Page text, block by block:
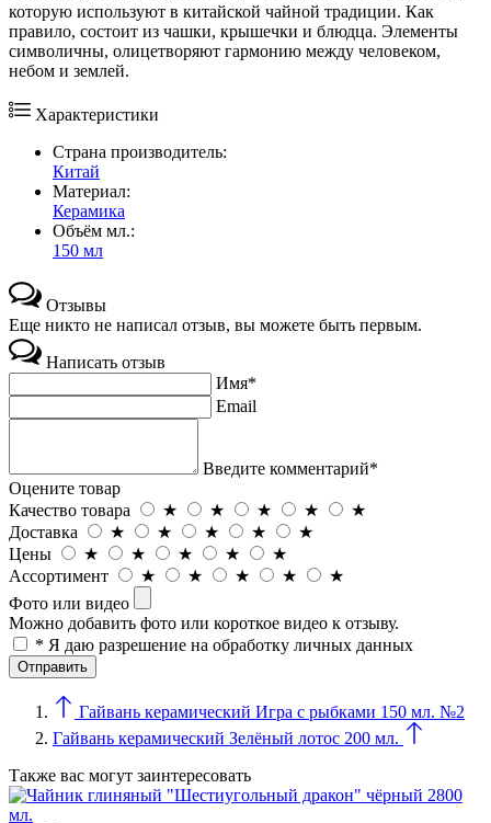
которую используют в китайской чайной традиции. Как
правило, состоит из чашки, крышечки и блюдца. Элементы
символичны, олицетворяют гармонию между человеком,
небом и землей.
Характеристики
Страна производитель:
Китай
Материал:
Керамика
Объём мл.:
150 мл
Отзывы
Еще никто не написал отзыв, вы можете быть первым.
Написать отзыв
Имя*
Email
Введите комментарий*
Оцените товар
Качество товара
★ ★ ★ ★
★
Доставка
★ ★ ★ ★
★
Цены
★ ★ ★ ★
★
Ассортимент
★ ★ ★ ★
★
Фото или видео
Можно добавить фото или короткое видео к отзыву.
* Я даю разрешение на обработку личных данных
Гайвань керамический Игра с рыбками 150 мл. №2
Гайвань керамический Зелёный лотос 200 мл.
Также вас могут заинтересовать